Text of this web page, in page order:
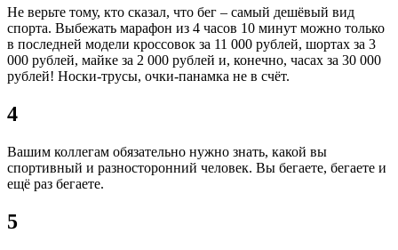
Не верьте тому, кто сказал, что бег – самый дешёвый вид
спорта. Выбежать марафон из 4 часов 10 минут можно только
в последней модели кроссовок за 11 000 рублей, шортах за 3
000 рублей, майке за 2 000 рублей и, конечно, часах за 30 000
рублей! Носки-трусы, очки-панамка не в счёт.
4
Вашим коллегам обязательно нужно знать, какой вы
спортивный и разносторонний человек. Вы бегаете, бегаете и
ещё раз бегаете.
5